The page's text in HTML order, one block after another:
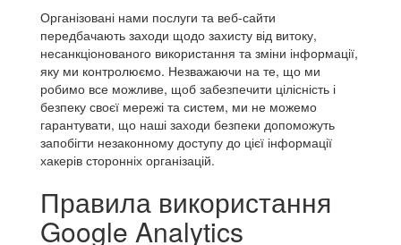
Організовані нами послуги та веб-сайти
передбачають заходи щодо захисту від витоку,
несанкціонованого використання та зміни інформації,
яку ми контролюємо. Незважаючи на те, що ми
робимо все можливе, щоб забезпечити цілісність і
безпеку своєї мережі та систем, ми не можемо
гарантувати, що наші заходи безпеки допоможуть
запобігти незаконному доступу до цієї інформації
хакерів сторонніх організацій.
Правила використання
Google Analytics